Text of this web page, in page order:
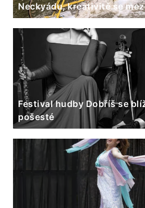
Neckyádu, kreativitě se
Festival hudby Dobříš se
pošesté